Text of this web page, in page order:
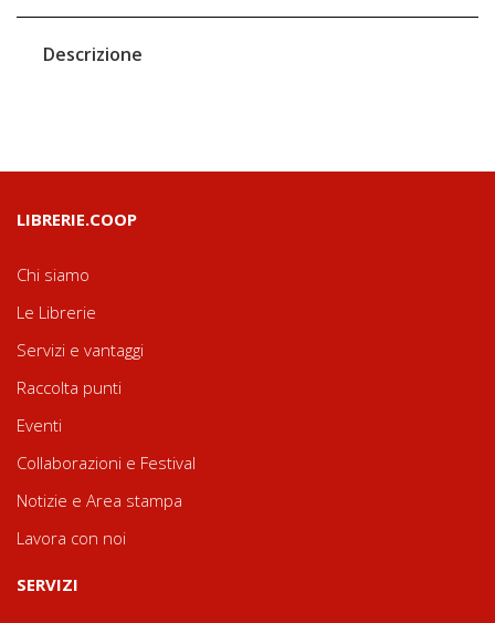
Descrizione
LIBRERIE.COOP
Chi siamo
Le Librerie
Servizi e vantaggi
Raccolta punti
Eventi
Collaborazioni e Festival
Notizie e Area stampa
Lavora con noi
SERVIZI